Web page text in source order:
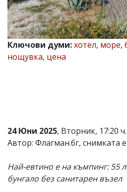
Главен
редактор:
Иван
Колев,
email:
office@flagman.bg
и
редакцията
не
отговорност
за
тях!
Ключови думи:хотел, море,
нощувка, цена
24 Юни 2025, Вторник, 17:20 ч.
Автор: Флагман.бг, снимката
Най-евтино е на къмпинг: 55
бунгало без санитарен възел